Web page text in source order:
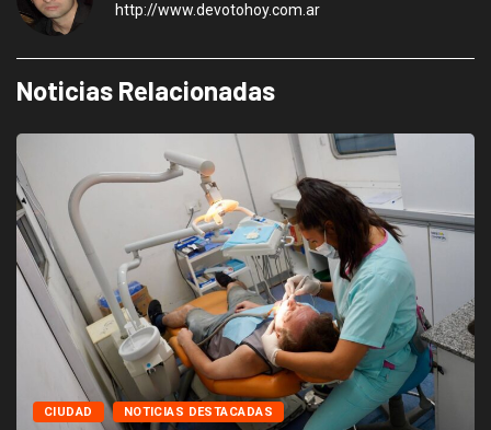
http://www.devotohoy.com.ar
Noticias Relacionadas
CIUDAD NOTICIAS DESTACADAS